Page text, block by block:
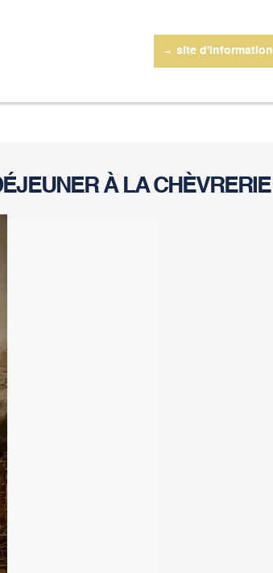
→ site d'information
À LA CHÈVRERIE